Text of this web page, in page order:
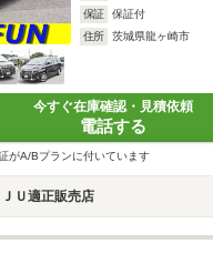
保証
保証付
住所
茨城県龍ヶ崎市
今すぐ在庫確認・見積依頼
電話する
がA/Bプランに付いています
Ｕ適正販売店